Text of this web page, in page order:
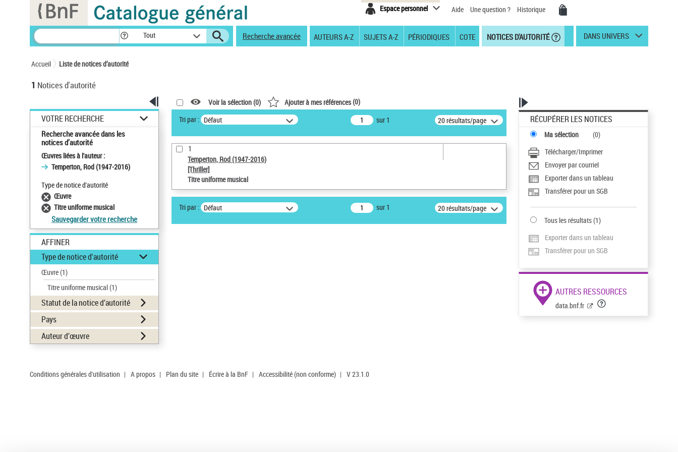
Espace personnel Aide Une question ? Historique
Tout Recherche avancée AUTEURS A-Z SUJETS A-Z PÉRIODIQUES COTE NOTICES D'AUTORITÉ DANS UNIVERS
Accueil Liste de notices d’autorité
1 Notices d'autorité
VOTRE RECHERCHE
Recherche avancée dans les
notices d’autorité
Œuvres liées à l'auteur :
Temperton, Rod (1947-2016)
Type de notice d'autorité
Œuvre
Titre uniforme musical
Sauvegarder votre recherche
AFFINER
Type de notice d'autorité
Œuvre(1)
Titre uniforme musical(1)
Statut de la notice d’autorité
Pays
Auteur d’œuvre
Voir la sélection (0) Ajouter à mes références(0)
Tri par : Défaut sur 1 20 résultats/page
1
Temperton, Rod (1947-2016)
[Thriller]
Titre uniforme musical
Tri par : Défaut sur 1 20 résultats/page
RÉCUPÉRER LES NOTICES
Ma sélection (0)
Télécharger/Imprimer
Envoyer par courriel
Exporter dans un tableau
Transférer pour un SGB
Tous les résultats(1)
Exporter dans un tableau
Transférer pour un SGB
AUTRES RESSOURCES
data.bnf.fr
Conditions générales d'utilisation | A propos | Plan du site | Écrire à la BnF | Accessibilité (non conforme) | V 23.1.0
Panneau de gestion des cookies